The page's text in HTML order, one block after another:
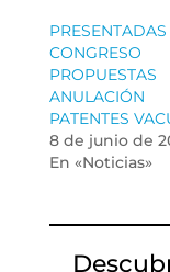
CONGRESO
PROPUESTAS
ANULACIÓN
PATENTES
8 de junio de
En «Noticias»